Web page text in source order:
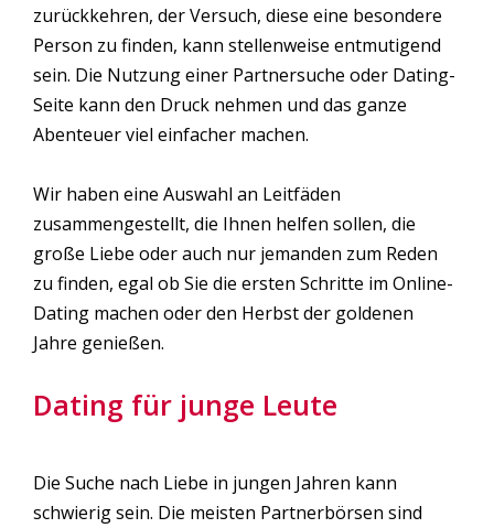
zurückkehren, der Versuch, diese eine besondere
Person zu finden, kann stellenweise entmutigend
sein. Die Nutzung einer Partnersuche oder Dating-
Seite kann den Druck nehmen und das ganze
Abenteuer viel einfacher machen.
Wir haben eine Auswahl an Leitfäden
zusammengestellt, die Ihnen helfen sollen, die
große Liebe oder auch nur jemanden zum Reden
zu finden, egal ob Sie die ersten Schritte im Online-
Dating machen oder den Herbst der goldenen
Jahre genießen.
Dating für junge Leute
Die Suche nach Liebe in jungen Jahren kann
schwierig sein. Die meisten Partnerbörsen sind